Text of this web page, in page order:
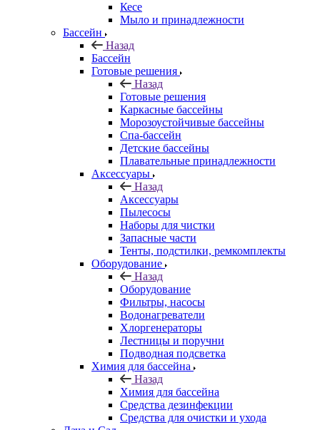
Кесе
Мыло и принадлежности
Бассейн
Назад
Бассейн
Готовые решения
Назад
Готовые решения
Каркасные бассейны
Морозоустойчивые бассейны
Спа-бассейн
Детские бассейны
Плавательные принадлежности
Аксессуары
Назад
Аксессуары
Пылесосы
Наборы для чистки
Запасные части
Тенты, подстилки, ремкомплекты
Оборудование
Назад
Оборудование
Фильтры, насосы
Водонагреватели
Хлоргенераторы
Лестницы и поручни
Подводная подсветка
Химия для бассейна
Назад
Химия для бассейна
Средства дезинфекции
Средства для очистки и ухода